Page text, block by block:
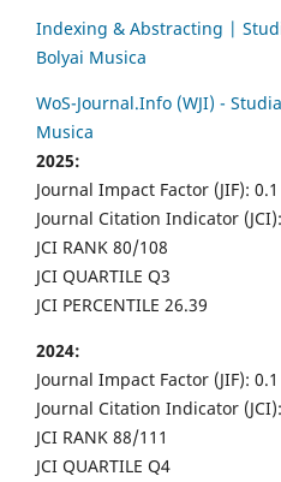
Indexing & Abstracting |
Bolyai Musica
WoS-Journal.Info (WJI) -
Musica
2025:
Journal Impact Factor (JIF): 0.1
Journal Citation Indicator
JCI RANK 80/108
JCI QUARTILE Q3
JCI PERCENTILE 26.39
2024:
Journal Impact Factor (JIF): 0.1
Journal Citation Indicator
JCI RANK 88/111
JCI QUARTILE Q4